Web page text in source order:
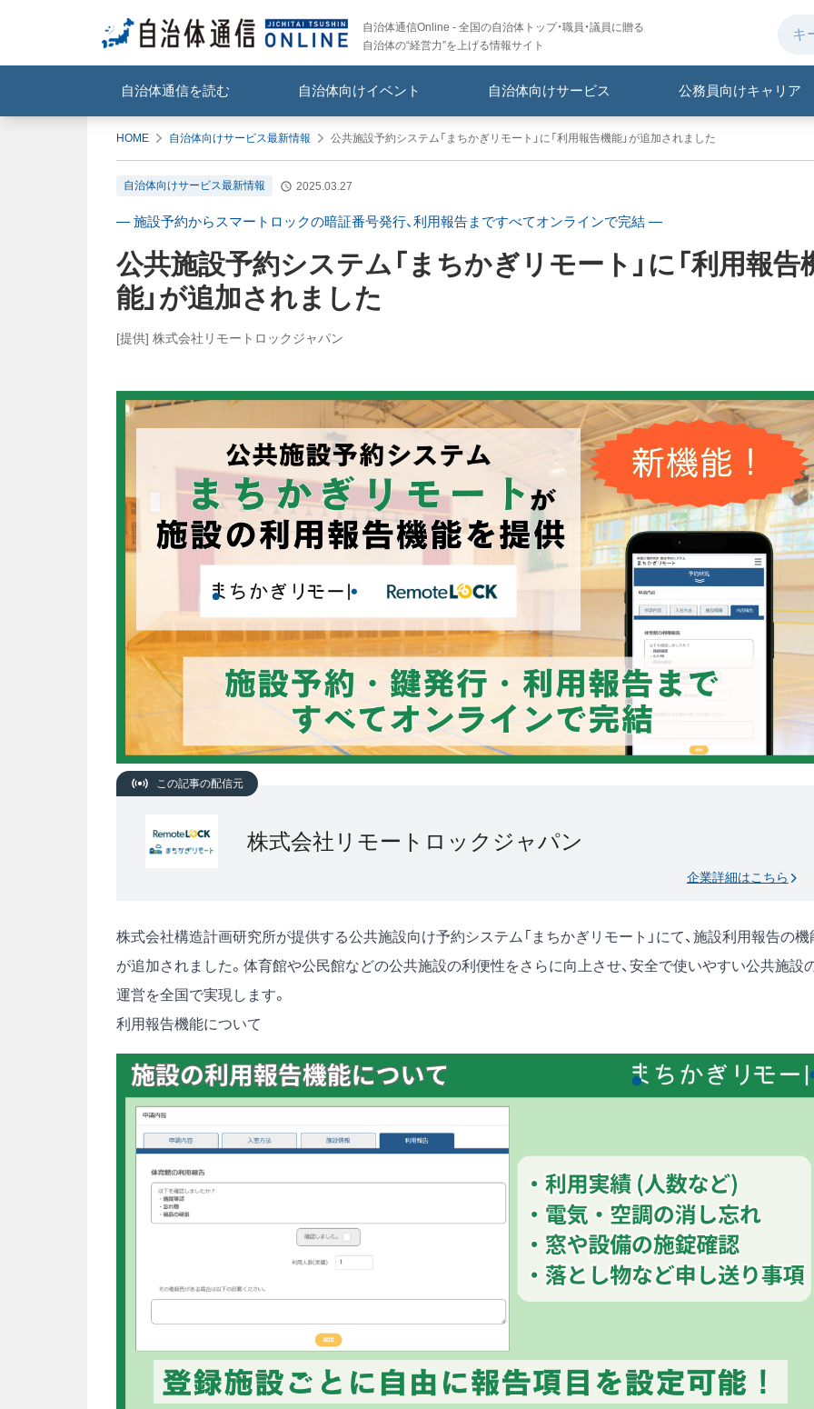
自治体通信Online - 全国の自治体トップ・職員・議員に贈る
自治体の“経営力”を上げる情報サイト
自治体通信を読む 自治体向けイベント 自治体向けサービス 公務員向けキャリア
HOME 自治体向けサービス最新情報 公共施設予約システム「まちかぎリモート」に「利用報告機能」が追加されました
自治体向けサービス最新情報 2025.03.27
― 施設予約からスマートロックの暗証番号発行、利用報告まですべてオンラインで完結 ―
公共施設予約システム「まちかぎリモート」に「利用報告
能」が追加されました
[提供] 株式会社リモートロックジャパン
この記事の配信元
株式会社リモートロックジャパン
企業詳細はこちら
株式会社構造計画研究所が提供する公共施設向け予約システム「まちかぎリモート」にて、施設利用報告の機
が追加されました。体育館や公民館などの公共施設の利便性をさらに向上させ、安全で使いやすい公共施設
運営を全国で実現します。
利用報告機能について